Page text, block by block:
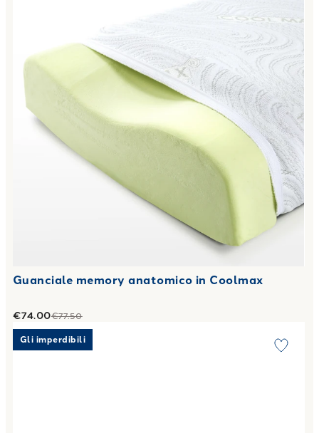
Guanciale memory anatomico in Coolmax
€74.00€77.50
Link to "Telo Bagno in Cotone Stripes Carrara Fyber Tinta
Gli imperdibili